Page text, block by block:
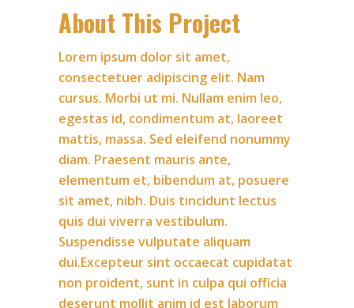
About This Project
Lorem ipsum dolor sit amet,
consectetuer adipiscing elit. Nam
cursus. Morbi ut mi. Nullam enim leo,
egestas id, condimentum at, laoreet
mattis, massa. Sed eleifend nonummy
diam. Praesent mauris ante,
elementum et, bibendum at, posuere
sit amet, nibh. Duis tincidunt lectus
quis dui viverra vestibulum.
Suspendisse vulputate aliquam
dui.Excepteur sint occaecat cupidatat
non proident, sunt in culpa qui officia
deserunt mollit anim id est laborum